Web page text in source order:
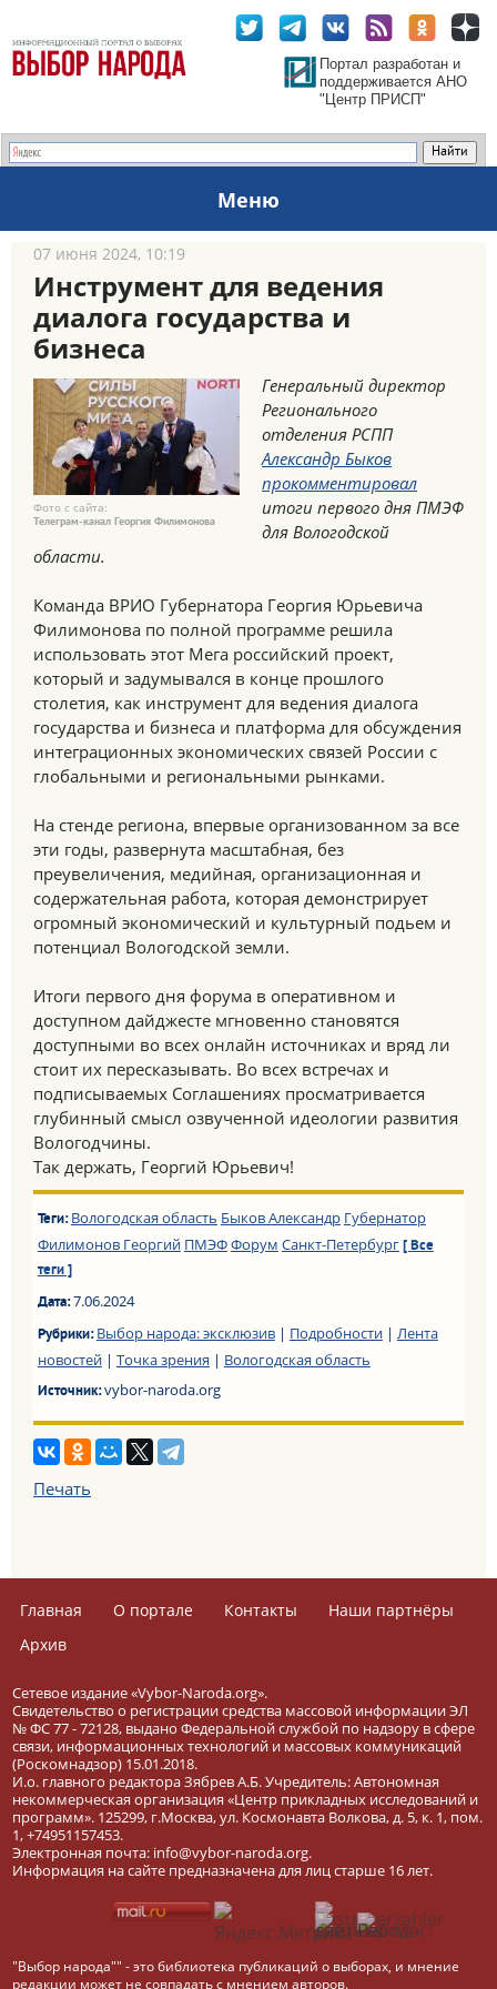
Портал разработан и
поддерживается АНО
"Центр ПРИСП"
Меню
07 июня 2024, 10:19
Инструмент для ведения
диалога государства и
бизнеса
Фото с сайта:
Телеграм-канал Георгия Филимонова
Генеральный директор
Регионального
отделения РСПП
Александр Быков
прокомментировал
итоги первого дня ПМЭФ
для Вологодской
области.
Команда ВРИО Губернатора Георгия Юрьевича
Филимонова по полной программе решила
использовать этот Мега российский проект,
который и задумывался в конце прошлого
столетия, как инструмент для ведения диалога
государства и бизнеса и платформа для обсуждения
интеграционных экономических связей России с
глобальными и региональными рынками.
На стенде региона, впервые организованном за все
эти годы, развернута масштабная, без
преувеличения, медийная, организационная и
содержательная работа, которая демонстрирует
огромный экономический и культурный подьем и
потенциал Вологодской земли.
Итоги первого дня форума в оперативном и
доступном дайджесте мгновенно становятся
доступными во всех онлайн источниках и вряд ли
стоит их пересказывать. Во всех встречах и
подписываемых Соглашениях просматривается
глубинный смысл озвученной идеологии развития
Вологодчины.
Так держать, Георгий Юрьевич!
Теги: Вологодская область Быков Александр Губернатор
Филимонов Георгий ПМЭФФорум Санкт-Петербург [ Все
теги ]
Дата:7.06.2024
Рубрики:Выбор народа: эксклюзив| Подробности| Лента
новостей| Точка зрения | Вологодская область
Источник:vybor-naroda.org
Печать
Главная О портале Контакты
Наши партнёры
Архив
Сетевое издание «Vybor-Naroda.org».
Свидетельство о регистрации средства массовой информации ЭЛ
№ ФС 77 - 72128, выдано Федеральной службой по надзору в сфере
связи, информационных технологий и массовых коммуникаций
(Роскомнадзор) 15.01.2018.
И.о. главного редактора Зябрев А.Б. Учредитель: Автономная
некоммерческая организация «Центр прикладных исследований и
программ». 125299, г.Москва, ул. Космонавта Волкова, д. 5, к. 1, пом.
1, +74951157453.
Электронная почта: info@vybor-naroda.org.
Информация на сайте предназначена для лиц старше 16 лет.
"Выбор народа"" - это библиотека публикаций о выборах, и мнение
редакции может не совпадать с мнением авторов.